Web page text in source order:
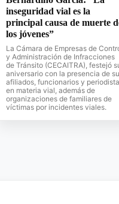
inseguridad vial es la
principal causa de muerte
los jóvenes”
La Cámara de Empresas de
y Administración de Infracciones
de Tránsito (CECAITRA), festejó
aniversario con la presencia de
afiliados, funcionarios y
en materia vial, además de
organizaciones de familiares de
víctimas por incidentes viales.